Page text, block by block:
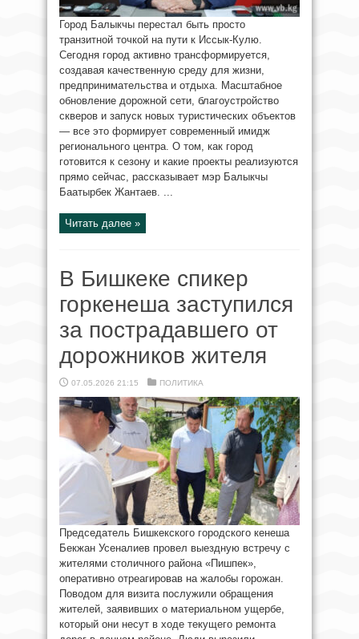
Город Балыкчы перестал быть просто
транзитной точкой на пути к Иссык-Кулю.
Сегодня город активно трансформируется,
создавая качественную среду для жизни,
предпринимательства и отдыха. Масштабное
обновление дорожной сети, благоустройство
скверов и запуск новых туристических объектов
— все это формирует современный имидж
регионального центра. О том, как город
готовится к сезону и какие проекты реализуются
прямо сейчас, рассказывает мэр Балыкчы
Баатырбек Жантаев. ...
Читать далее »
В Бишкеке спикер
горкенеша заступился
за пострадавшего от
дорожников жителя
07.05.2026 21:15 ПОЛИТИКА
Председатель Бишкекского городского кенеша
Бекжан Усеналиев провел выездную встречу с
жителями столичного района «Пишпек»,
оперативно отреагировав на жалобы горожан.
Поводом для визита послужили обращения
жителей, заявивших о материальном ущербе,
который они несут в ходе текущего ремонта